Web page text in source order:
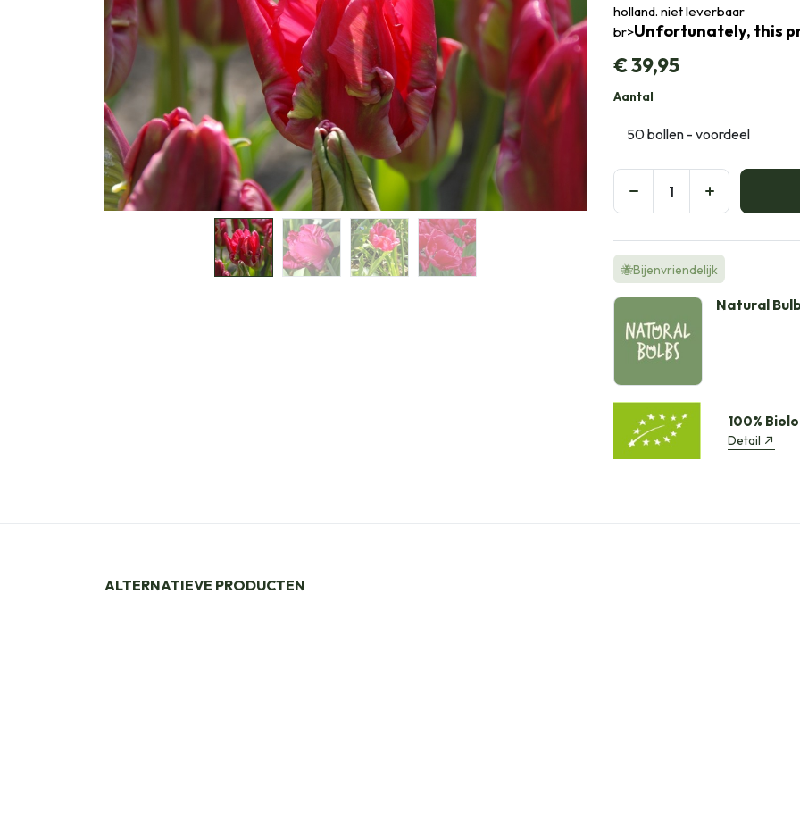
holland. niet leverbaar
br>Unfortunately, this
€39,95
Aantal
🐝Bijenvriendelijk
Natural
100%
Detail
ALTERNATIEVE PRODUCTEN